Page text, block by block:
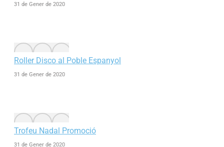
31 de Gener de 2020
Roller Disco al Poble Espanyol
31 de Gener de 2020
Trofeu Nadal Promoció
31 de Gener de 2020